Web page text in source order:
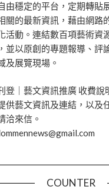
由穩定的平台，定期轉貼
關的最新資訊，藉由網路
活動。連結數百項藝術資
並以原創的專題報導、評
及展覽現場。
登｜藝文資訊推廣 收費說
供藝文資訊及連結，以及
洽來信。
COUNTER